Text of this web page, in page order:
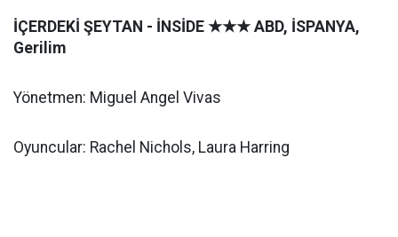
İÇERDEKİ ŞEYTAN - İNSİDE ★★★ ABD, İSPANYA,
Gerilim
Yönetmen: Miguel Angel Vivas
Oyuncular: Rachel Nichols, Laura Harring